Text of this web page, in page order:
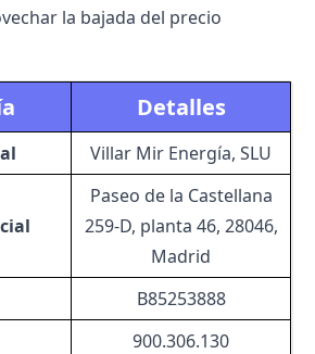
la bajada del precio
Detalles
Villar Mir Energía, SLU
Paseo de la Castellana
259-D, planta 46, 28046,
Madrid
B85253888
900.306.130